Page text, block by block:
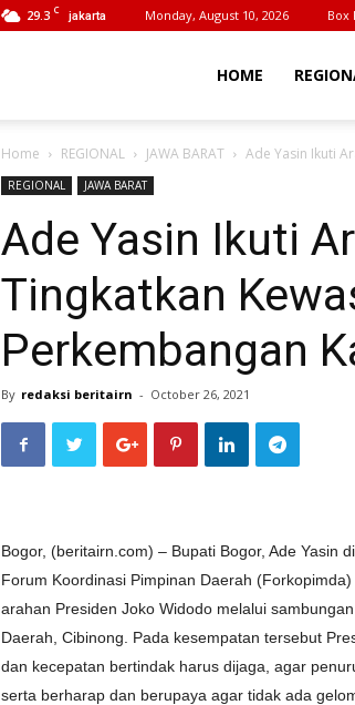
29.3 C jakarta Monday, August 10, 2026 Box
HOME
Home REGIONAL JAWA BARAT Ade Yasin Ikuti
REGIONAL JAWA BARAT
Ade Yasin Ikuti
Tingkatkan
Perkembangan
By redaksi beritairn - October 26, 2021
Bogor, (beritairn.com) – Bupati Bogor, Ade Yasin
Forum Koordinasi Pimpinan Daerah
arahan Presiden Joko Widodo melalui
Daerah, Cibinong. Pada kesempatan tersebut
dan kecepatan bertindak harus dijaga, agar
serta berharap dan berupaya agar tidak ada